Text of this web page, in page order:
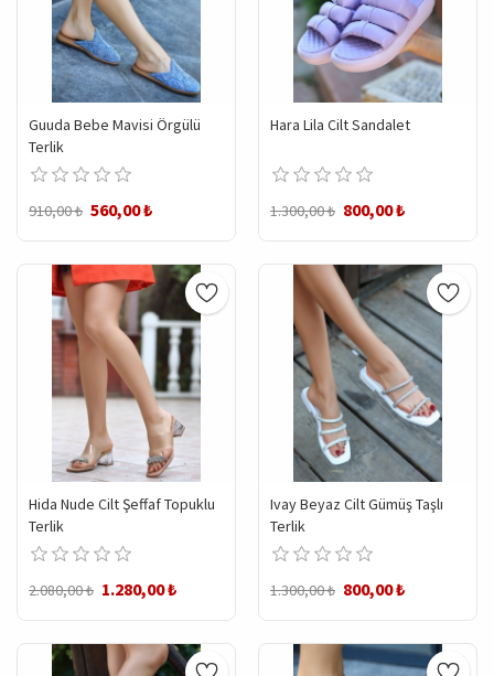
Guuda Bebe Mavisi Örgülü
Terlik
910,00 ₺ 560,00 ₺
Hara Lila Cilt Sandalet
1.300,00 ₺ 800,00 ₺
Hida Nude Cilt Şeffaf Topuklu
Terlik
2.080,00 ₺ 1.280,00 ₺
Ivay Beyaz Cilt Gümüş Taşlı
Terlik
1.300,00 ₺ 800,00 ₺